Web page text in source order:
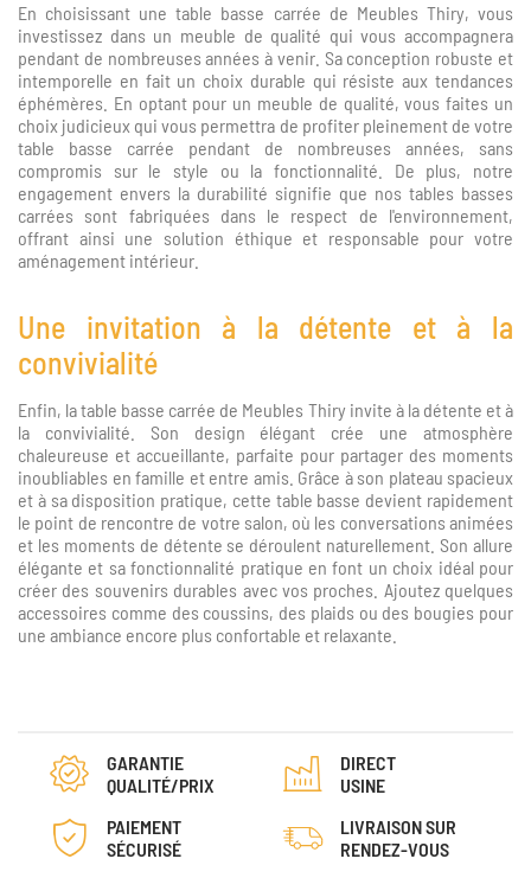
En choisissant une table basse carrée de Meubles Thiry, vous
investissez dans un meuble de qualité qui vous accompagnera
pendant de nombreuses années à venir. Sa conception robuste et
intemporelle en fait un choix durable qui résiste aux tendances
éphémères. En optant pour un meuble de qualité, vous faites un
choix judicieux qui vous permettra de profiter pleinement de votre
table basse carrée pendant de nombreuses années, sans
compromis sur le style ou la fonctionnalité. De plus, notre
engagement envers la durabilité signifie que nos tables basses
carrées sont fabriquées dans le respect de l'environnement,
offrant ainsi une solution éthique et responsable pour votre
aménagement intérieur.
Une invitation à la détente et à la
convivialité
Enfin, la table basse carrée de Meubles Thiry invite à la détente et à
la convivialité. Son design élégant crée une atmosphère
chaleureuse et accueillante, parfaite pour partager des moments
inoubliables en famille et entre amis. Grâce à son plateau spacieux
et à sa disposition pratique, cette table basse devient rapidement
le point de rencontre de votre salon, où les conversations animées
et les moments de détente se déroulent naturellement. Son allure
élégante et sa fonctionnalité pratique en font un choix idéal pour
créer des souvenirs durables avec vos proches. Ajoutez quelques
accessoires comme des coussins, des plaids ou des bougies pour
une ambiance encore plus confortable et relaxante.
GARANTIE
QUALITÉ/PRIX
DIRECT
USINE
PAIEMENT
SÉCURISÉ
LIVRAISON SUR
RENDEZ-VOUS